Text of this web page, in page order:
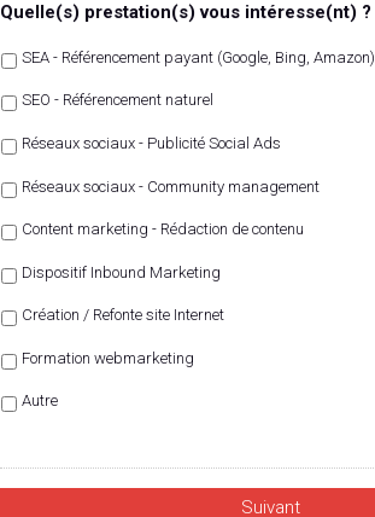
Quelle(s) prestation(s) vous intéresse(nt) ?
SEA - Référencement payant (Google, Bing, Amazon)
SEO - Référencement naturel
Réseaux sociaux - Publicité Social Ads
Réseaux sociaux - Community management
Content marketing - Rédaction de contenu
Dispositif Inbound Marketing
Création / Refonte site Internet
Formation webmarketing
Autre